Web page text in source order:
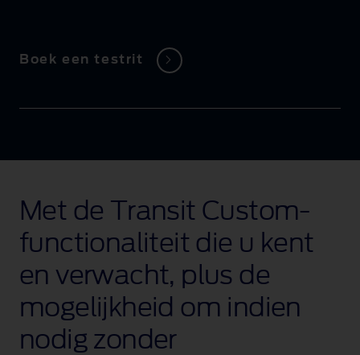
Boek een testrit
Met de Transit Custom-
functionaliteit die u kent
en verwacht, plus de
mogelijkheid om indien
nodig zonder